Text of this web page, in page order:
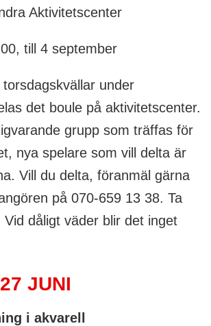
Aktivitetscenter
till 4 september
under
det boule på aktivitetscenter.
grupp som träffas för
nya spelare som vill delta är
Vill du delta, föranmäl gärna
på 070-659 13 38. Ta
dåligt väder blir det inget
JUNI
i akvarell